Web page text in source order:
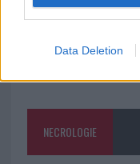
Data Deletion
NECROLOGIE